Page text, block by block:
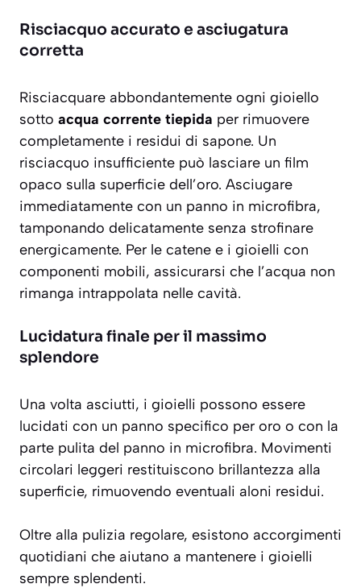
Risciacquo accurato e asciugatura
corretta
Risciacquare abbondantemente ogni gioiello
sotto acqua corrente tiepida per rimuovere
completamente i residui di sapone. Un
risciacquo insufficiente può lasciare un film
opaco sulla superficie dell’oro. Asciugare
immediatamente con un panno in microfibra,
tamponando delicatamente senza strofinare
energicamente. Per le catene e i gioielli con
componenti mobili, assicurarsi che l’acqua non
rimanga intrappolata nelle cavità.
Lucidatura finale per il massimo
splendore
Una volta asciutti, i gioielli possono essere
lucidati con un panno specifico per oro o con la
parte pulita del panno in microfibra. Movimenti
circolari leggeri restituiscono brillantezza alla
superficie, rimuovendo eventuali aloni residui.
Oltre alla pulizia regolare, esistono accorgimenti
quotidiani che aiutano a mantenere i gioielli
sempre splendenti.